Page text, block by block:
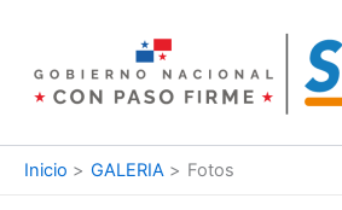
contenido
Inicio GALERIA Fotos